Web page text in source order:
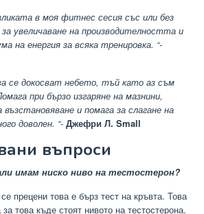
в моя фитнес сесия със или без
увеличаване на производителността и
на енергия за всяка тренировка. “-
се докосват небето, тъй като аз съм
при бързо изгаряне на мазнини,
и помага за слагане на
доволен. “- Джефри Л. Small
въпроси
имам ниско ниво на тестостерон?
прецени това е бърз тест на кръвта. Това
това къде стоят нивото на тестостерона.